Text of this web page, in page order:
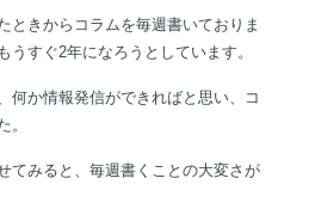
ときからコラムを毎週書いておりま
うすぐ2年になろうとしています。
何か情報発信ができればと思い、コ
。
てみると、毎週書くことの大変さが